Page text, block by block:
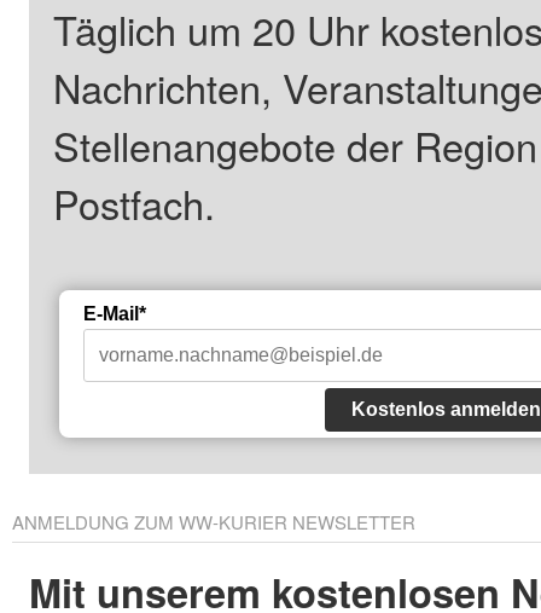
Täglich um 20 Uhr
Nachrichten,
Stellenangebote der
Postfach.
E-Mail*
Kostenlos anmelden
ANMELDUNG ZUM WW-KURIER NEWSLETTER
Mit unserem kostenlosen